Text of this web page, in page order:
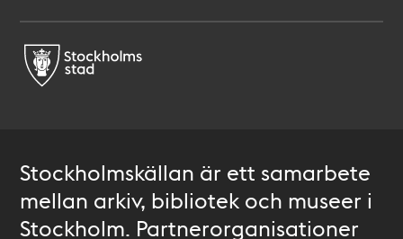
Stockholmskällan är ett samarbete
mellan arkiv, bibliotek och museer i
Stockholm. Partnerorganisationer